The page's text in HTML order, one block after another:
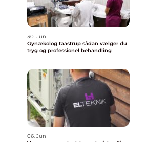
30. Jun
Gynækolog taastrup sådan vælger du
tryg og professionel behandling
06. Jun